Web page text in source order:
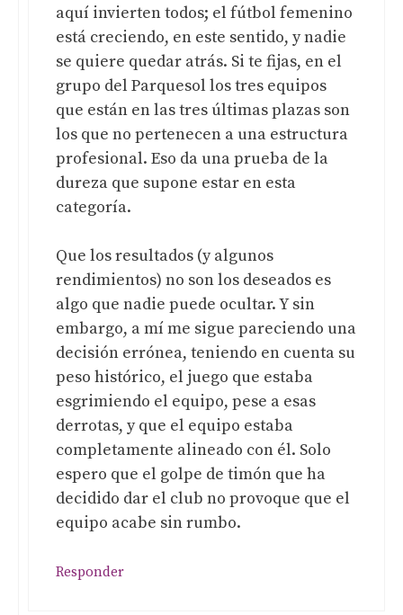
aquí invierten todos; el fútbol femenino
está creciendo, en este sentido, y nadie
se quiere quedar atrás. Si te fijas, en el
grupo del Parquesol los tres equipos
que están en las tres últimas plazas son
los que no pertenecen a una estructura
profesional. Eso da una prueba de la
dureza que supone estar en esta
categoría.
Que los resultados (y algunos
rendimientos) no son los deseados es
algo que nadie puede ocultar. Y sin
embargo, a mí me sigue pareciendo una
decisión errónea, teniendo en cuenta su
peso histórico, el juego que estaba
esgrimiendo el equipo, pese a esas
derrotas, y que el equipo estaba
completamente alineado con él. Solo
espero que el golpe de timón que ha
decidido dar el club no provoque que el
equipo acabe sin rumbo.
Responder